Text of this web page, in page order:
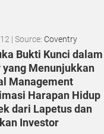
| Source: Coventry
Bukti Kunci dalam
Menunjukkan
Management
Harapan Hidup
dari Lapetus dan
Investor